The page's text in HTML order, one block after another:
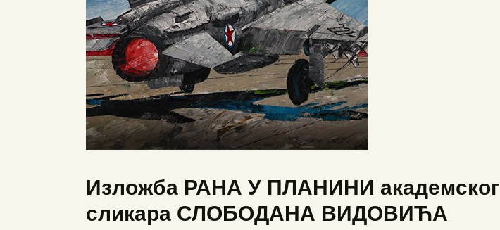
Изложба РАНА У ПЛАНИНИ академског
сликара СЛОБОДАНА ВИДОВИЋА